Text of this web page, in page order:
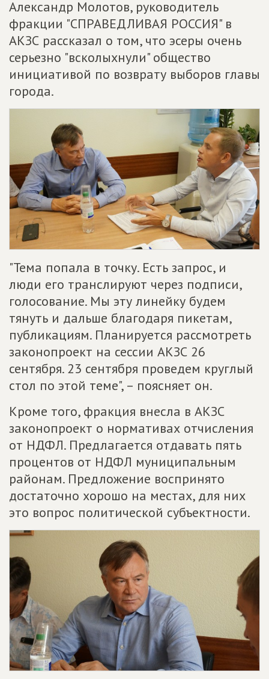
Александр Молотов, руководитель
фракции "СПРАВЕДЛИВАЯ РОССИЯ" в
АКЗС рассказал о том, что эсеры очень
серьезно "всколыхнули" общество
инициативой по возврату выборов главы
города.
"Тема попала в точку. Есть запрос, и
люди его транслируют через подписи,
голосование. Мы эту линейку будем
тянуть и дальше благодаря пикетам,
публикациям. Планируется рассмотреть
законопроект на сессии АКЗС 26
сентября. 23 сентября проведем круглый
стол по этой теме", – поясняет он.
Кроме того, фракция внесла в АКЗС
законопроект о нормативах отчисления
от НДФЛ. Предлагается отдавать пять
процентов от НДФЛ муниципальным
районам. Предложение воспринято
достаточно хорошо на местах, для них
это вопрос политической субъектности.